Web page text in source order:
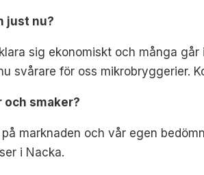
just nu?
sig ekonomiskt och många
svårare för oss mikrobryggerier.
och smaker?
marknaden och vår egen
i Nacka.